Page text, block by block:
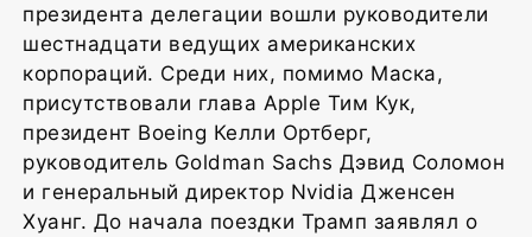
президента делегации вошли руководители
шестнадцати ведущих американских
корпораций. Среди них, помимо Маска,
присутствовали глава Apple Тим Кук,
президент Boeing Келли Ортберг,
руководитель Goldman Sachs Дэвид Соломон
и генеральный директор Nvidia Дженсен
Хуанг. До начала поездки Трамп заявлял о